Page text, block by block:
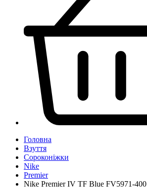
Головна
Взуття
Сороконіжки
Nike
Premier
Nike Premier IV TF Blue FV5971-400